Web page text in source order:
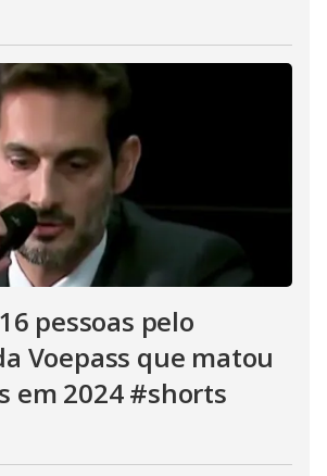
pessoas pelo
Voepass que matou
em 2024 #shorts